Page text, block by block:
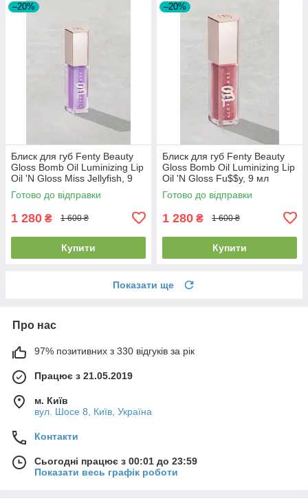
–20%
Блиск для губ Fenty Beauty
Gloss Bomb Oil Luminizing Lip
Oil 'N Gloss Miss Jellyfish, 9
мл
Готово до відправки
1 280 ₴ 1 600 ₴
Купити
–20%
Блиск для губ Fenty Beauty
Gloss Bomb Oil Luminizing Lip
Oil 'N Gloss Fu$$y, 9 мл
Готово до відправки
1 280 ₴ 1 600 ₴
Купити
Показати ще
Про нас
97% позитивних з 330 відгуків за рік
Працює з 21.05.2019
м. Київ
вул. Шосе 8, Київ, Україна
Контакти
Сьогодні працює з 00:01 до 23:59
Показати весь графік роботи